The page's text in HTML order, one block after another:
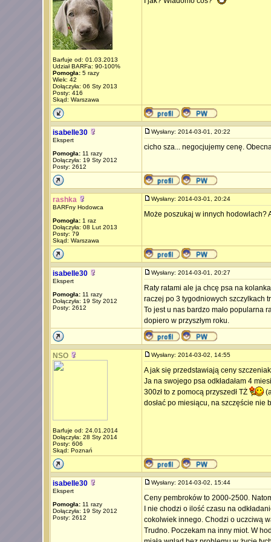
Barfuje od: 01.03.2013
Udział BARFa: 90-100%
Pomogła:5 razy
Wiek: 42
Dołączyła: 06 Sty 2013
Posty: 416
Skąd: Warszawa
isabelle30
Ekspert
Pomogła:11 razy
Dołączyła: 19 Sty 2012
Posty: 2612
Wysłany: 2014-03-01, 20:22
cicho sza... negocjujemy cenę.
rashka
BARFny Hodowca
Pomogła:1 raz
Dołączyła: 08 Lut 2013
Posty: 79
Skąd: Warszawa
Wysłany: 2014-03-01, 20:24
Może poszukaj w innych hodowlach?
isabelle30
Ekspert
Pomogła:11 razy
Dołączyła: 19 Sty 2012
Posty: 2612
Wysłany: 2014-03-01, 20:27
Raty ratami ale ja chcę psa na
raczej po 3 tygodniowych szczylkach
To jest u nas bardzo mało popularna
dopiero w przyszłym roku.
NSO
Barfuje od: 24.01.2014
Dołączyła: 28 Sty 2014
Posty: 606
Skąd: Poznań
Wysłany: 2014-03-02, 14:55
A jak się przedstawiają ceny
Ja na swojego psa odkładałam 4
300zł to z pomocą przyszedł TŻ
dosłać po miesiącu, na szczęście nie
isabelle30
Ekspert
Pomogła:11 razy
Dołączyła: 19 Sty 2012
Posty: 2612
Wysłany: 2014-03-02, 15:44
Ceny pembroków to 2000-2500.
I nie chodzi o ilość czasu na
cokolwiek innego. Chodzi o uczciwą
Trudno. Poczekam na inny miot. W